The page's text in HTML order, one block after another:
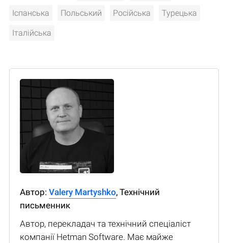
Іспанська Польський Російська Турецька
Італійська
Автор: Valery Martyshko, Технічний
письменник
Автор, перекладач та технічний спеціаліст
компанії Hetman Software. Має майже